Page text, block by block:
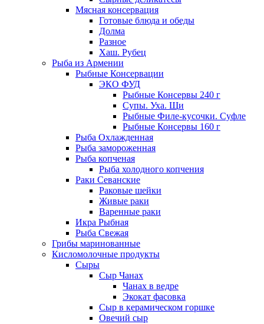
Мясная консервация
Готовые блюда и обеды
Долма
Разное
Хаш. Рубец
Рыба из Армении
Рыбные Консервации
ЭКО ФУД
Рыбные Консервы 240 г
Супы. Уха. Щи
Рыбные Филе-кусочки. Суфле
Рыбные Консервы 160 г
Рыба Охлажденная
Рыба замороженная
Рыба копченая
Рыба холодного копчения
Раки Севанские
Раковые шейки
Живые раки
Варенные раки
Икра Рыбная
Рыба Свежая
Грибы маринованные
Кисломолочные продукты
Сыры
Сыр Чанах
Чанах в ведре
Экокат фасовка
Сыр в керамическом горшке
Овечий сыр